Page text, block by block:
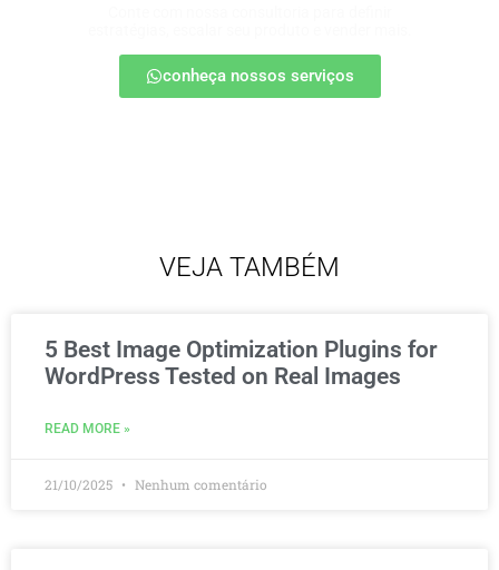
conheça nossos serviços
VEJA TAMBÉM
5 Best Image Optimization Plugins for
WordPress Tested on Real Images
READ MORE »
21/10/2025 Nenhum comentário